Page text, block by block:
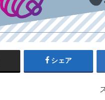
シェア